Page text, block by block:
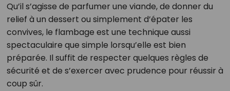
Qu’il s’agisse de parfumer une viande, de donner du
relief à un dessert ou simplement d’épater les
convives, le flambage est une technique aussi
spectaculaire que simple lorsqu’elle est bien
préparée. Il suffit de respecter quelques règles de
sécurité et de s’exercer avec prudence pour réussir à
coup sûr.